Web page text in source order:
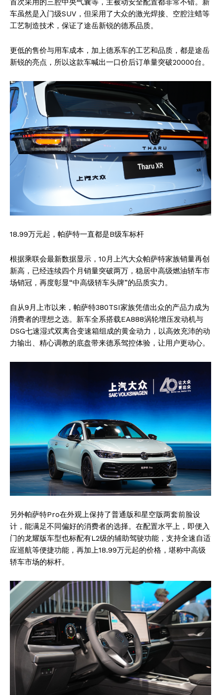
Magazine PRO
SUBSCRIBE NOW
Company
About
Contact us
Subscription Plans
My account
车虽然是入门级SUV，但采用了大众的激光焊接、空腔注蜡等
工艺制造技术，保证了途岳新锐的德系品质。
更低的售价与用车成本，加上德系车的工艺和品质，都是途岳
新锐的亮点，所以这款车喊出一口价后订单量突破20000台。
18.99万元起，帕萨特一直都是B级车标杆
根据乘联会最新数据显示，10月上汽大众帕萨特家族销量再创
新高，已经连续四个月销量突破两万，稳居中高级燃油轿车市
场销冠，再度彰显“中高级轿车头牌”的品质实力。
自从9月上市以来，帕萨特380TSI家族凭借出众的产品力成为
消费者的理想之选。新车全系搭载EA888涡轮增压发动机与
DSG七速湿式双离合变速箱组成的黄金动力，以高效充沛的动
力输出、精心调教的底盘带来德系驾控体验，让用户更动心。
另外帕萨特Pro在外观上保持了普通版和星空版两套前脸设
计，能满足不同偏好的消费者的选择。在配置水平上，即便入
门的龙耀版车型也标配有L2级的辅助驾驶功能，支持全速自适
应巡航等便捷功能，再加上18.99万元起的价格，堪称中高级
轿车市场的标杆。